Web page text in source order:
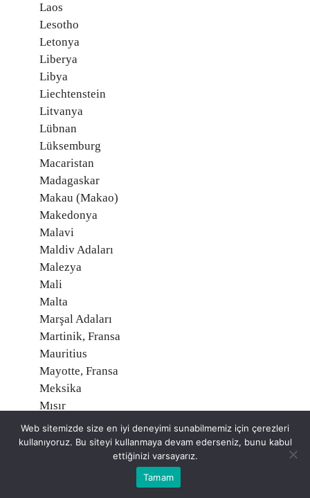
Laos
Lesotho
Letonya
Liberya
Libya
Liechtenstein
Litvanya
Lübnan
Lüksemburg
Macaristan
Madagaskar
Makau (Makao)
Makedonya
Malavi
Maldiv Adaları
Malezya
Mali
Malta
Marşal Adaları
Martinik, Fransa
Mauritius
Mayotte, Fransa
Meksika
Mısır
Midway Adaları, Amerika
Mikronezya
Web sitemizde size en iyi deneyimi sunabilmemiz için çerezleri
kullanıyoruz. Bu siteyi kullanmaya devam ederseniz, bunu kabul
ettiğinizi varsayarız.
Tamam